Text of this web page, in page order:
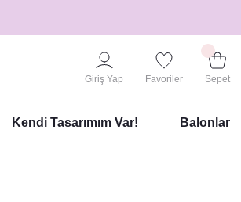
Giriş Yap Favoriler Sepet
Kendi Tasarımım Var! Balonlar